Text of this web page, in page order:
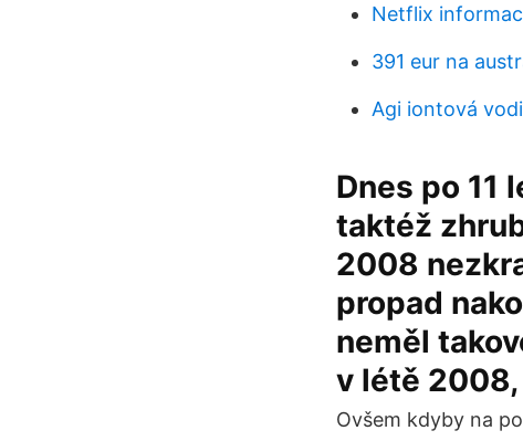
Netflix
391 eur na
Agi iontová
Dnes po 11
taktéž
2008
propad
neměl
v létě
Ovšem kdyby na